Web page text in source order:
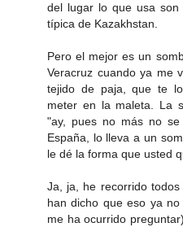
del lugar lo que usa
típica de Kazakhstan.
Pero el mejor es un
Veracruz cuando ya me
tejido de paja, que te
meter en la maleta. La
"ay, pues no más no se
España, lo lleva a un
le dé la forma que usted
Ja, ja, he recorrido
han dicho que eso ya
me ha ocurrido